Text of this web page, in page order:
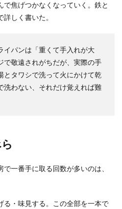
焦げつかなくなっていく。鉄と
詳しく書いた。
イパンは「重くて手入れが大
で敬遠されがちだが、実際の手
とタワシで洗って火にかけて乾
洗わない、それだけ覚えれば難
一番手に取る回数が多いのは、
る・味見する。この全部を一本で